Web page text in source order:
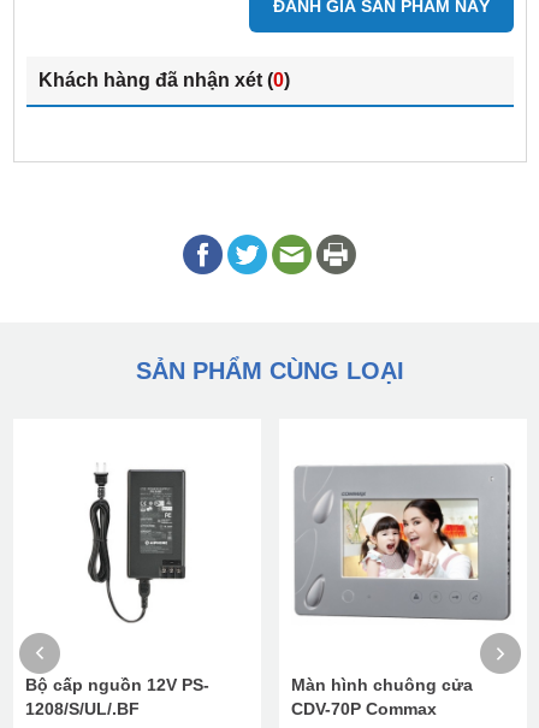
ĐÁNH GIÁ SẢN PHẨM NÀY
Khách hàng đã nhận xét (0)
SẢN PHẨM CÙNG LOẠI
Bộ cấp nguồn 12V PS-
1208/S/UL/.BF
Màn hình chuông cửa
CDV-70P Commax